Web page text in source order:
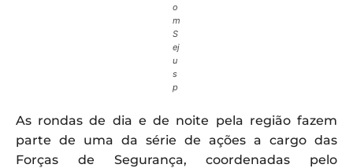
o
m
S
ej
u
s
p
As rondas de dia e de noite pela região fazem
parte de uma da série de ações a cargo das
Forças de Segurança, coordenadas pelo